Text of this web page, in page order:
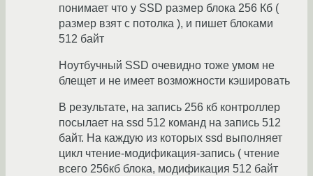
понимает что у SSD размер блока 256 Кб (
размер взят с потолка ), и пишет блоками
512 байт
Ноутбучный SSD очевидно тоже умом не
блещет и не имеет возможности кэшировать
В результате, на запись 256 кб контроллер
посылает на ssd 512 команд на запись 512
байт. На каждую из которых ssd выполняет
цикл чтение-модификация-запись ( чтение
всего 256кб блока, модификация 512 байт